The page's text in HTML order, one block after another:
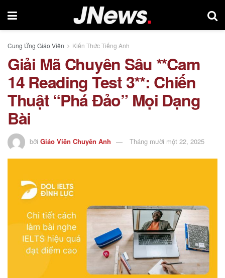
Cung Ứng Giáo Viên Kiến Thức Tiếng Anh
Giải Mã Chuyên Sâu **Cam
14 Reading Test 3**: Chiến
Thuật “Phá Đảo” Mọi Dạng
Bài
bởi Giáo Viên Chuyên Anh Tháng mười một 22, 2025